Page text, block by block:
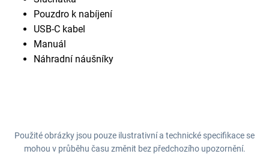
Pouzdro k nabíjení
USB-C kabel
Manuál
Náhradní náušníky
Použité obrázky jsou pouze ilustrativní a technické specifikace se
mohou v průběhu času změnit bez předchozího upozornění.